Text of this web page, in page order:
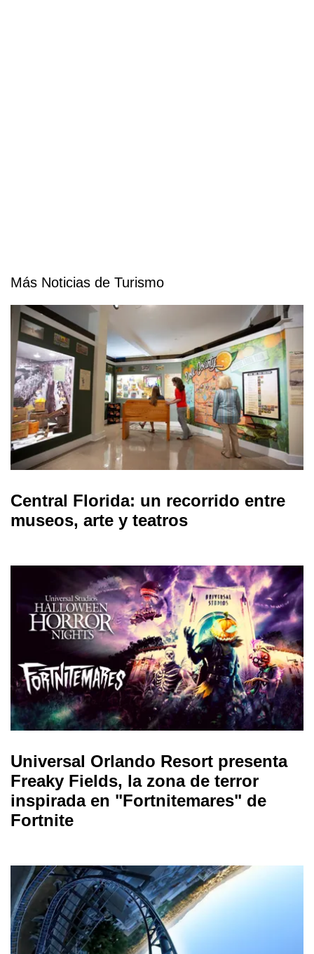
Más Noticias de Turismo
Central Florida: un recorrido entre
museos, arte y teatros
Universal Orlando Resort presenta
Freaky Fields, la zona de terror
inspirada en "Fortnitemares" de
Fortnite